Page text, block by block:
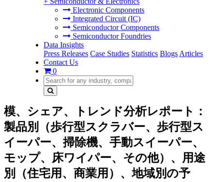
Electronic Components
Integrated Circuit (IC)
Semiconductor Components
Semiconductor Foundries
Data Insights
Press Releases Case Studies Statistics Blogs Articles
Contact Us
0
模、シェア、トレンド分析レポート：
製品別（歩行型スクラバー、歩行型ス
イーパー、掃除機、手動スイーパー、
モップ、床ワイパー、その他）、用途
別（住宅用、商業用）、地域別の予